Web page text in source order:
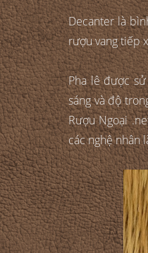
Decanter là
rượu vang tiếp
Pha lê được
sáng và độ
Rượu Ngoại
các nghệ nhân